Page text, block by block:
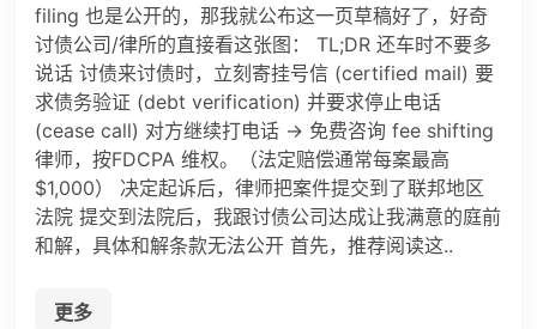
filing 也是公开的，那我就公布这一页草稿好了，好奇
讨债公司/律所的直接看这张图： TL;DR 还车时不要多
说话 讨债来讨债时，立刻寄挂号信 (certified mail) 要
求债务验证 (debt verification) 并要求停止电话
(cease call) 对方继续打电话 → 免费咨询 fee shifting
律师，按FDCPA 维权。（法定赔偿通常每案最高
$1,000） 决定起诉后，律师把案件提交到了联邦地区
法院 提交到法院后，我跟讨债公司达成让我满意的庭前
和解，具体和解条款无法公开 首先，推荐阅读这..
更多